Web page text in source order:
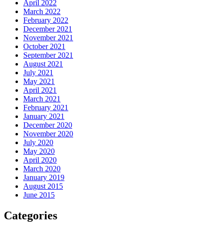
April 2022
March 2022
February 2022
December 2021
November 2021
October 2021
September 2021
August 2021
July 2021
May 2021
April 2021
March 2021
February 2021
January 2021
December 2020
November 2020
July 2020
May 2020
April 2020
March 2020
January 2019
August 2015
June 2015
Categories